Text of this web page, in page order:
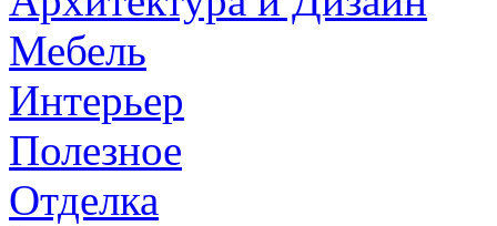
Мебель
Интерьер
Полезное
Отделка